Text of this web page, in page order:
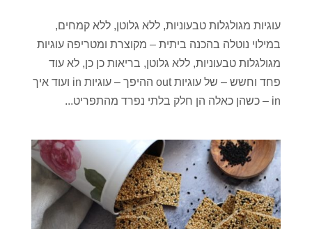
עוגיות מגולגלות טבעוניות, ללא גלוטן, ללא קמחים,
במילוי נוטלה בהכנה ביתית – מקוצרת ומטריפה עוגיות
מגולגלות טבעוניות, ללא גלוטן, בריאות כן כן, לא עוד
פחד וחשש – של עוגיות out ההיפך – עוגיות in ועוד איך
in – כשהן כאלה הן חלק בלתי נפרד מהתפריט...